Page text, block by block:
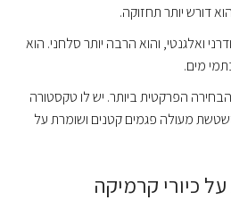
דורש יותר תחזוקה.
ואלגנטי, והוא הרבה יותר סלחני. הוא
מים.
הבחירה הפרקטית ביותר. יש לו טקסטורה
מעולה פגמים קטנים ושומרת על
כיורי קרמיקה